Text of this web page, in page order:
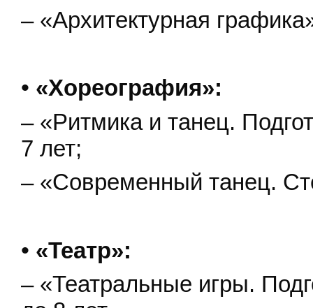
– «Архитектурная
• «Хореография»:
– «Ритмика и танец.
7 лет;
– «Современный танец.
• «Театр»:
– «Театральные игры.